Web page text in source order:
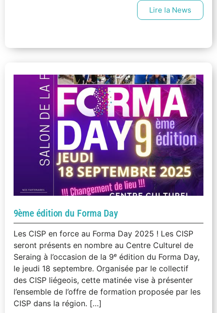
Lire la News
9ème édition du Forma Day
Les CISP en force au Forma Day 2025 ! Les CISP
seront présents en nombre au Centre Culturel de
Seraing à l’occasion de la 9ᵉ édition du Forma Day,
le jeudi 18 septembre. Organisée par le collectif
des CISP liégeois, cette matinée vise à présenter
l’ensemble de l’offre de formation proposée par les
CISP dans la région. […]